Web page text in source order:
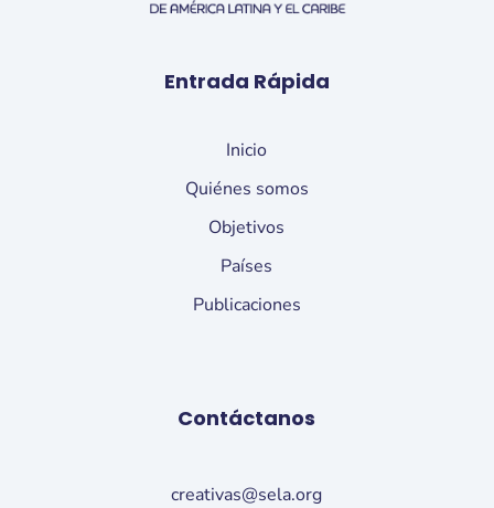
Entrada Rápida
Inicio
Quiénes somos
Objetivos
Países
Publicaciones
Contáctanos
creativas@sela.org